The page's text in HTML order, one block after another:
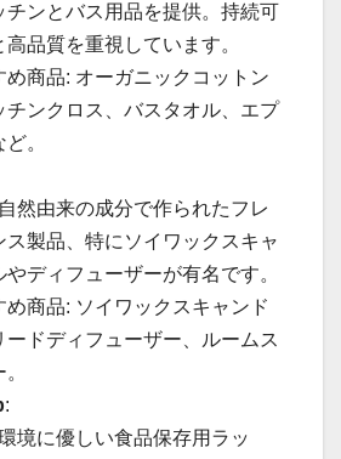
チンとバス用品を提供。持続可
高品質を重視しています。
め商品: オーガニックコットン
チンクロス、バスタオル、エプ
。
然由来の成分で作られたフレ
ス製品、特にソイワックスキャ
やディフューザーが有名です。
め商品: ソイワックスキャンド
ードディフューザー、ルームス
:
境に優しい食品保存用ラッ